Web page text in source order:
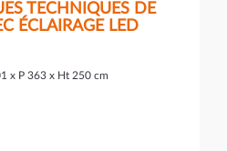
TECHNIQUES DE
ÉCLAIRAGE LED
x P 363 x Ht 250 cm